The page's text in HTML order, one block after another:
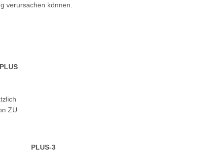
verursachen können.
PLUS
ZU.
PLUS-3